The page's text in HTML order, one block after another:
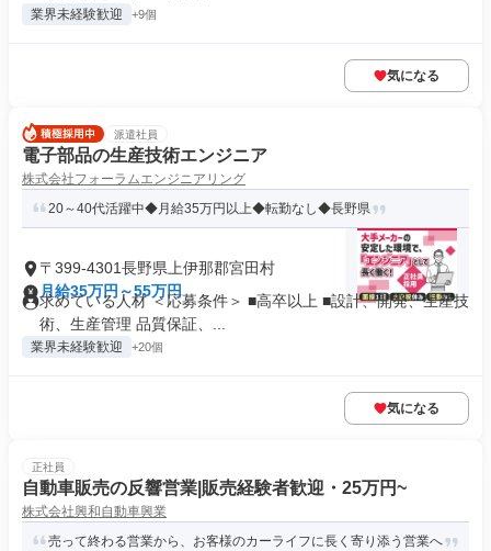
業界未経験歓迎 +9個
気になる
派遣社員
電子部品の生産技術エンジニア
株式会社フォーラムエンジニアリング
20～40代活躍中◆月給35万円以上◆転勤なし◆長野県
〒399-4301長野県上伊那郡宮田村
月給35万円～55万円
求めている人材 ＜応募条件＞ ■高卒以上 ■設計、開発、生産技
術、生産管理 品質保証、...
業界未経験歓迎 +20個
気になる
正社員
自動車販売の反響営業|販売経験者歓迎・25万円~
株式会社興和自動車興業
売って終わる営業から、お客様のカーライフに長く寄り添う営業へ